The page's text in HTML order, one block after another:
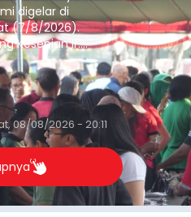
digelar di
(7/8/2026).
Kesenian Ir.
aksi sosial tersebut
dan mencatat nilai
08/08/2026 - 20:11